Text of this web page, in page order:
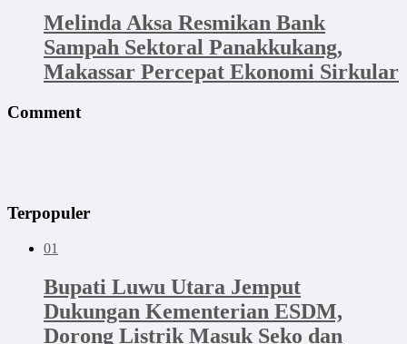
Melinda Aksa Resmikan Bank
Sampah Sektoral Panakkukang,
Makassar Percepat Ekonomi Sirkular
Comment
Terpopuler
01
Bupati Luwu Utara Jemput
Dukungan Kementerian ESDM,
Dorong Listrik Masuk Seko dan